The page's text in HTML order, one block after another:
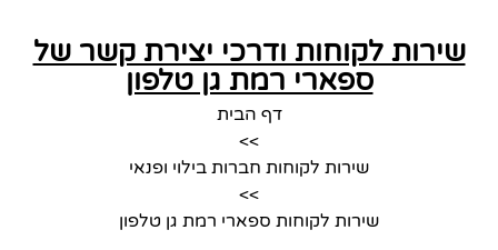
שירות לקוחות ודרכי יצירת קשר של
ספארי רמת גן טלפון
דף הבית
>>
שירות לקוחות חברות בילוי ופנאי
>>
שירות לקוחות ספארי רמת גן טלפון